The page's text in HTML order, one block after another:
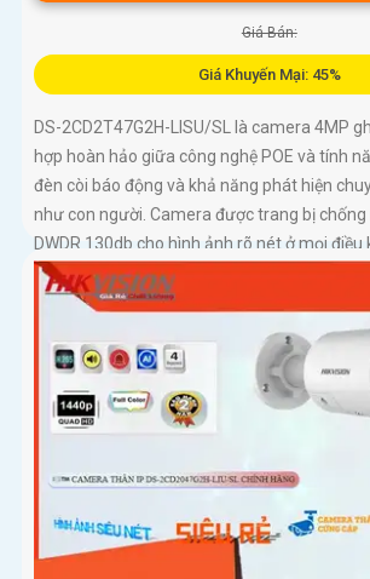
Giá Bán:
Giá Khuyến Mại: 45%
DS-2CD2T47G2H-LISU/SL là camera 4MP
hợp hoàn hảo giữa công nghệ POE và tính
đèn còi báo động và khả năng phát hiện
như con người. Camera được trang bị
DWDR 130db cho hình ảnh rõ nét ở mọi điều